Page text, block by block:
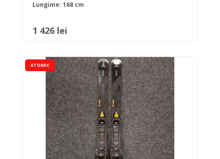
Lungime: 168 cm
1 426 lei
ATOMIC